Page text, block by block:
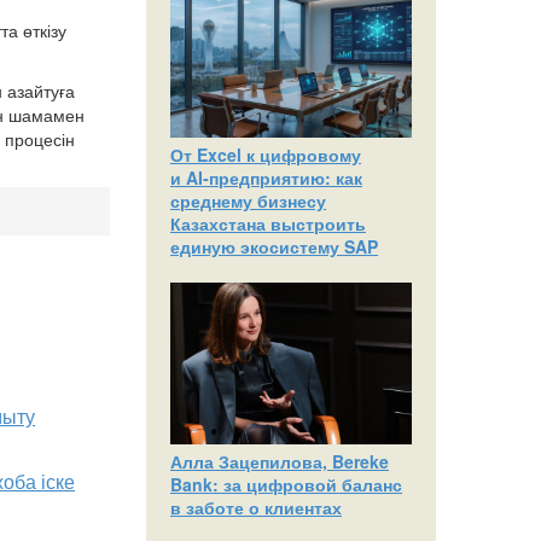
өткізу
шамамен
іске
От Excel к цифровому
и AI‑предприятию: как
среднему бизнесу
Казахстана выстроить
единую экосистему SAP
Алла Зацепилова, Bereke
Bank: за цифровой баланс
в заботе о клиентах